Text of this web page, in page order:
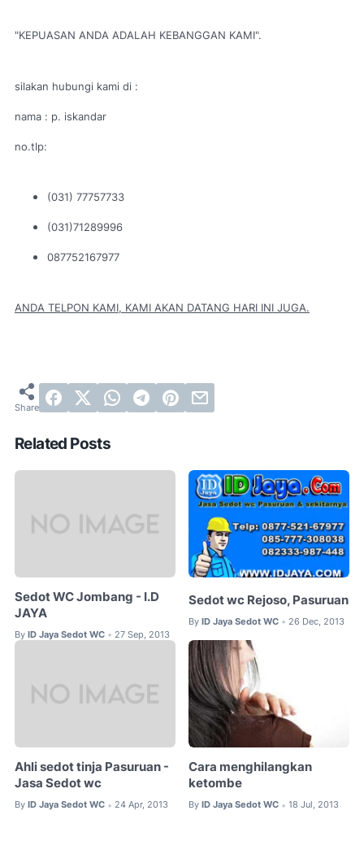
"KEPUASAN ANDA ADALAH KEBANGGAN KAMI".
silakan hubungi kami di :
nama : p. iskandar
no.tlp:
(031) 77757733
(031)71289996
087752167977
ANDA TELPON KAMI, KAMI AKAN DATANG HARI INI JUGA.
Related Posts
Sedot WC Jombang - I.D
JAYA
By ID Jaya Sedot WC • 27 Sep, 2013
Sedot wc Rejoso, Pasuruan
By ID Jaya Sedot WC • 26 Dec, 2013
Ahli sedot tinja Pasuruan -
Jasa Sedot wc
By ID Jaya Sedot WC • 24 Apr, 2013
Cara menghilangkan
ketombe
By ID Jaya Sedot WC • 18 Jul, 2013